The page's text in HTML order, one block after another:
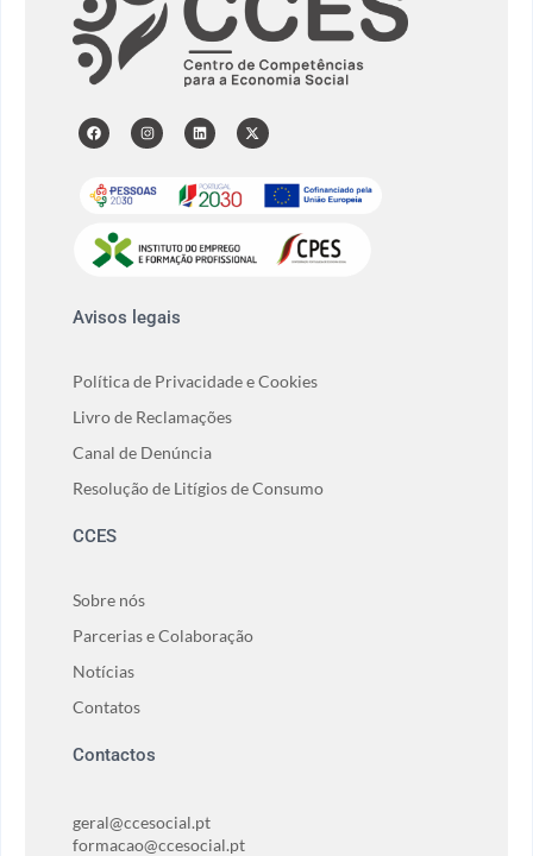
Avisos legais
Política de Privacidade e Cookies
Livro de Reclamações
Canal de Denúncia
Resolução de Litígios de Consumo
CCES
Sobre nós
Parcerias e Colaboração
Notícias
Contatos
Contactos
geral@ccesocial.pt
formacao@ccesocial.pt